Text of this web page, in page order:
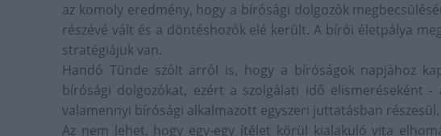
az komoly eredmény, hogy a bírósági dolgozók
részévé vált és a döntéshozók elé került. A bírói életpálya
stratégiájuk van.
Handó Tünde szólt arról is, hogy a bíróságok napjához
bírósági dolgozókat, ezért a szolgálati idő elismeréseként
valamennyi bírósági alkalmazott egyszeri juttatásban részesül.
Az nem lehet, hogy egy-egy ítélet körül kialakuló vita